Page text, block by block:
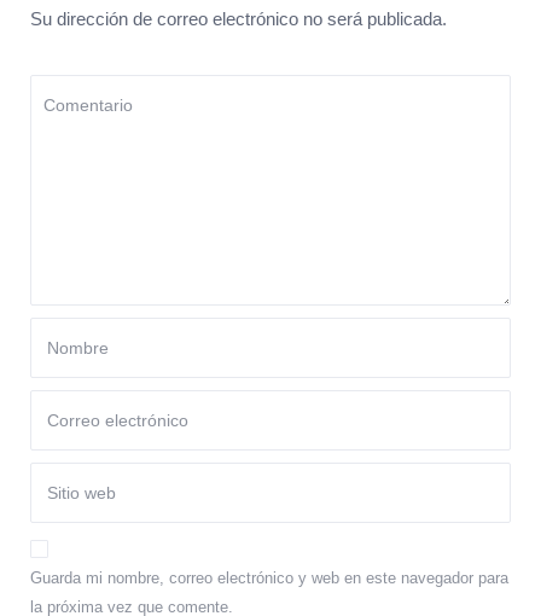
Su dirección de correo electrónico no será publicada.
Guarda mi nombre, correo electrónico y web en este navegador para
la próxima vez que comente.